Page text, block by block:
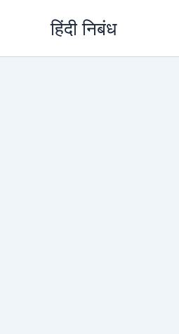
हिंदी निबंध